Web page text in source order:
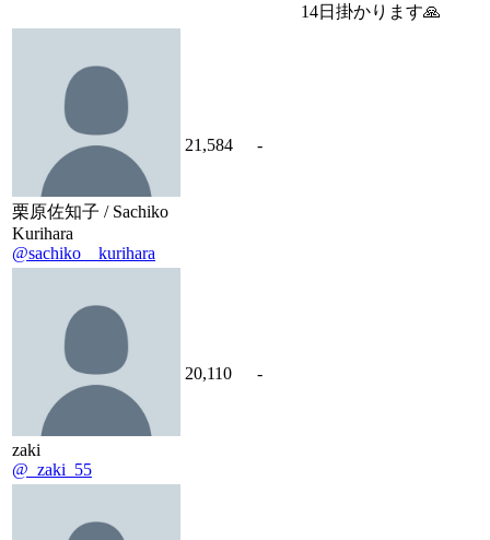
14日掛かります🙏
栗原佐知子 / Sachiko
Kurihara
@sachiko__kurihara
21,584 -
zaki
@_zaki_55
20,110 -